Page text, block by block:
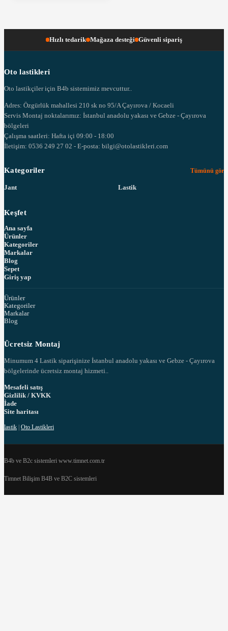
Hızlı tedarik Mağaza desteği Güvenli sipariş
Oto lastikleri
Oto lastikçiler için B4b sistemimiz mevcuttur..
Adres: Özgürlük mahallesi 210 sk no 95/A Çayırova / Kocaeli
Servis Montaj noktalarımız: İstanbul anadolu yakası ve Gebze - Çayırova
bölgeleri
Çalışma saatleri: Hafta içi 09:00 - 18:00
İletişim: 0536 249 27 02 - E-posta: bilgi@otolastikleri.com
Kategoriler Tümünü gör
Jant Lastik
Keşfet
Ana sayfa
Ürünler
Kategoriler
Markalar
Blog
Sepet
Giriş yap
Ürünler
Kategoriler
Markalar
Blog
Ücretsiz Montaj
Minumum 4 Lastik siparişinize İstanbul anadolu yakası ve Gebze - Çayırova
bölgelerinde ücretsiz montaj hizmeti..
Mesafeli satış
Gizlilik / KVKK
İade
Site haritası
lastik Oto Lastikleri
B4b ve B2c sistemleri www.timnet.com.tr
Timnet Bilişim B4B ve B2C sistemleri